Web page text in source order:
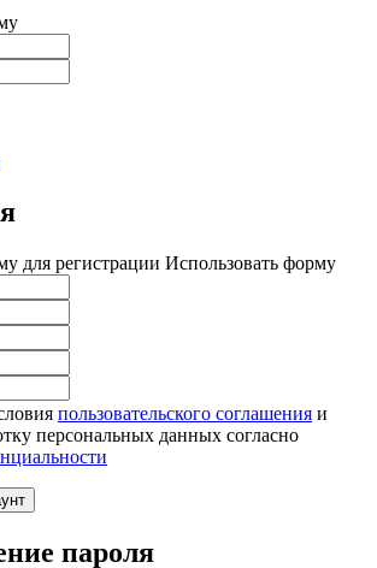
для регистрации Использовать форму
пользовательского соглашения и
персональных данных согласно
пароля